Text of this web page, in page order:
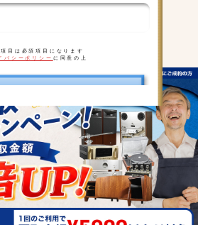
項目は必須項目になります
バシーポリシー に同意の上
ンペーン実施中